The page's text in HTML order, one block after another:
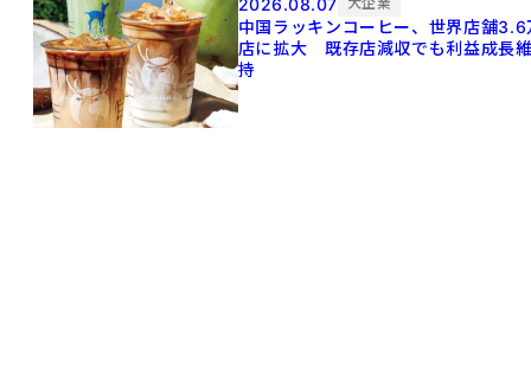
中国ラッキンコーヒー、世界店舗3.6
店に拡大 既存店減収でも利益成長
持